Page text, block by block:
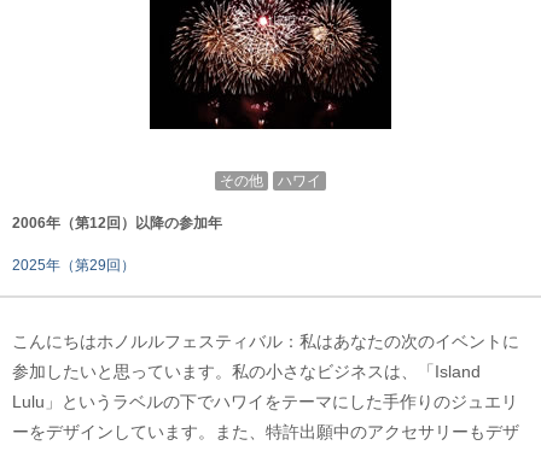
その他 ハワイ
2006年（第12回）以降の参加年
2025年（第29回）
こんにちはホノルルフェスティバル：私はあなたの次のイベントに
参加したいと思っています。私の小さなビジネスは、「Island
Lulu」というラベルの下でハワイをテーマにした手作りのジュエリ
ーをデザインしています。また、特許出願中のアクセサリーもデザ